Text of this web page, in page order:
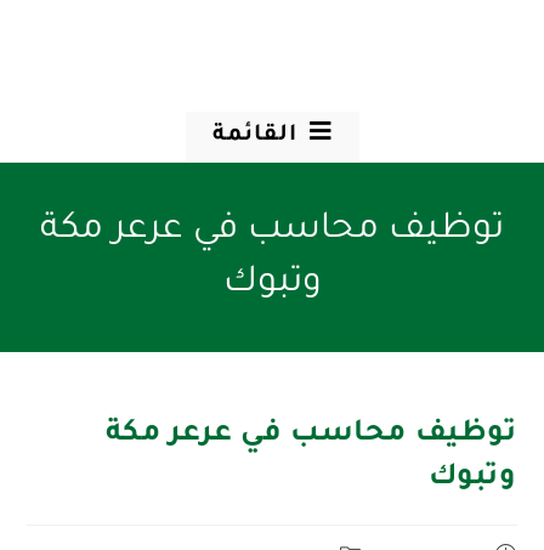
القائمة
توظيف محاسب في عرعر مكة
وتبوك
توظيف محاسب في عرعر مكة
وتبوك